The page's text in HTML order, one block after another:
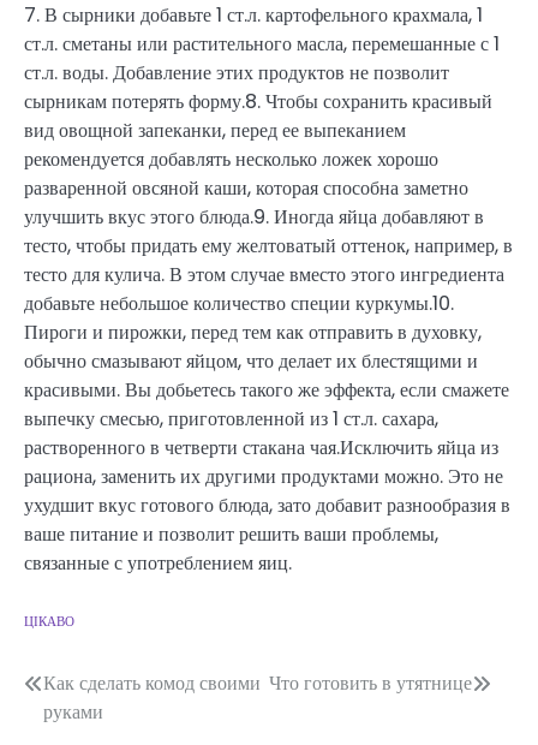
7. В сырники добавьте 1 ст.л. картофельного крахмала, 1
ст.л. сметаны или растительного масла, перемешанные с 1
ст.л. воды. Добавление этих продуктов не позволит
сырникам потерять форму.8. Чтобы сохранить красивый
вид овощной запеканки, перед ее выпеканием
рекомендуется добавлять несколько ложек хорошо
разваренной овсяной каши, которая способна заметно
улучшить вкус этого блюда.9. Иногда яйца добавляют в
тесто, чтобы придать ему желтоватый оттенок, например, в
тесто для кулича. В этом случае вместо этого ингредиента
добавьте небольшое количество специи куркумы.10.
Пироги и пирожки, перед тем как отправить в духовку,
обычно смазывают яйцом, что делает их блестящими и
красивыми. Вы добьетесь такого же эффекта, если смажете
выпечку смесью, приготовленной из 1 ст.л. сахара,
растворенного в четверти стакана чая.Исключить яйца из
рациона, заменить их другими продуктами можно. Это не
ухудшит вкус готового блюда, зато добавит разнообразия в
ваше питание и позволит решить ваши проблемы,
связанные с употреблением яиц.
ЦІКАВО
Навігація
записів
Как сделать комод своими
руками
Что готовить в утятнице